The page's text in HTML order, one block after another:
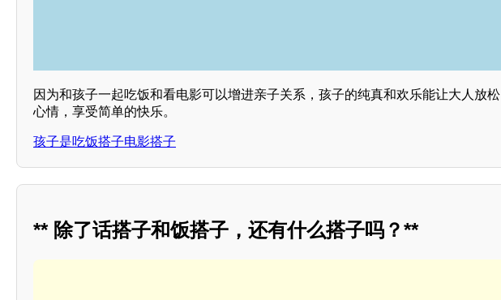
因为和孩子一起吃饭和看电影可以增进亲子关系，孩子的纯真和欢乐能让大人放松
心情，享受简单的快乐。
孩子是吃饭搭子电影搭子
** 除了话搭子和饭搭子，还有什么搭子吗？**